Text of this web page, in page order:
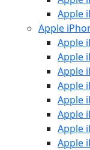
Apple
Apple
Apple
Apple
Apple
Apple
Apple
Apple
Apple
Apple